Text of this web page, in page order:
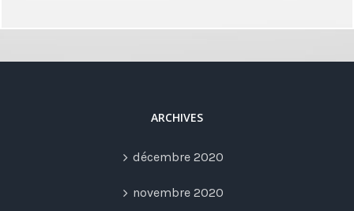
ARCHIVES
décembre 2020
novembre 2020